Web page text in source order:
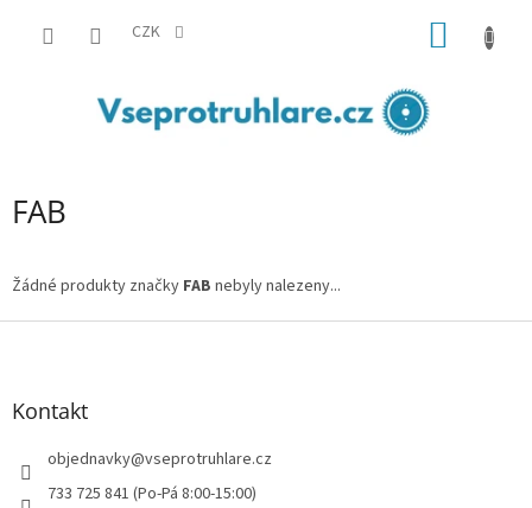
CZK
FAB
Žádné produkty značky FAB nebyly nalezeny...
Z
Kontakt
objednavky@vseprotruhlare.cz
733 725 841 (Po-Pá 8:00-15:00)